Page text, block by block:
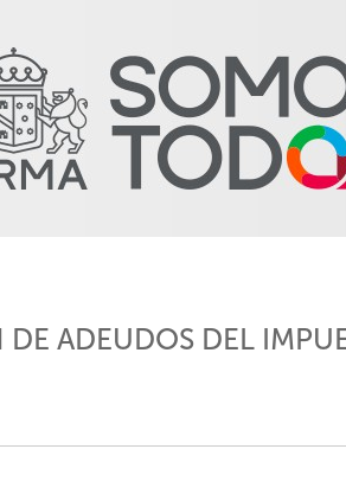
ADEUDOS DEL